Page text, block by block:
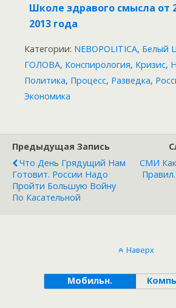
Школе здравого смысла от
2013 года
Категории: NEBOPOLITICA, Белый
ГОЛОВА, Конспирология, Кризис,
Политика, Процесс, Разведка,
Экономика
Предыдущая Запись
Что День Грядущий Нам
Готовит. России Надо
Пройти Большую Войну
По Касательной
СМИ
Наверх
Мобильн.